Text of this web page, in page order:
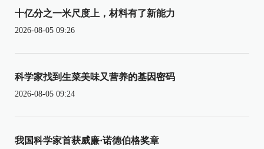
十亿分之一米尺度上，材料有了新能力
2026-08-05 09:26
科学家找到生菜美味又营养的基因密码
2026-08-05 09:24
我国科学家首获威廉·诺德伯格奖章